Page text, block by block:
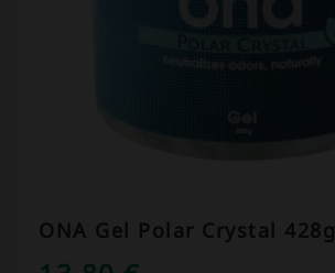
ONA Gel Polar Crystal 428g